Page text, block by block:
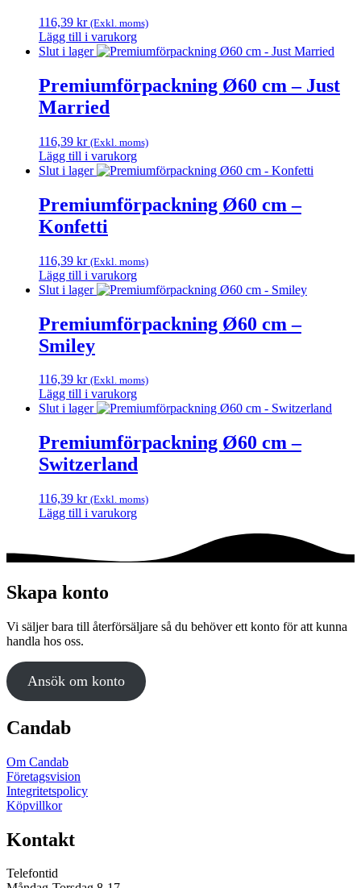
116,39 kr (Exkl. moms)
Lägg till i varukorg
Slut i lager
Premiumförpackning Ø60 cm – Just
Married
116,39 kr (Exkl. moms)
Lägg till i varukorg
Slut i lager
Premiumförpackning Ø60 cm –
Konfetti
116,39 kr (Exkl. moms)
Lägg till i varukorg
Slut i lager
Premiumförpackning Ø60 cm –
Smiley
116,39 kr (Exkl. moms)
Lägg till i varukorg
Slut i lager
Premiumförpackning Ø60 cm –
Switzerland
116,39 kr (Exkl. moms)
Lägg till i varukorg
Skapa konto
Vi säljer bara till återförsäljare så du behöver ett konto för att kunna
handla hos oss.
Ansök om konto
Candab
Om Candab
Företagsvision
Integritetspolicy
Köpvillkor
Kontakt
Telefontid